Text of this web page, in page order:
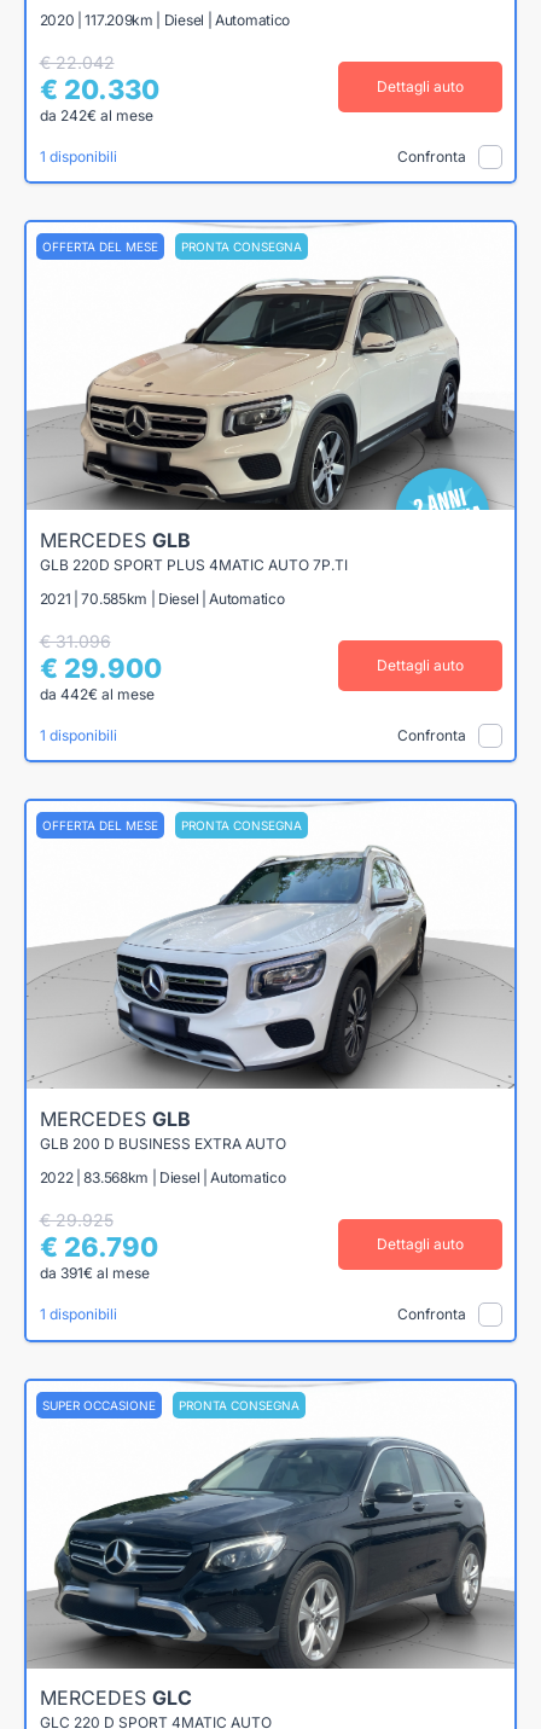
2020 | 117.209km | Diesel | Automatico
€ 22.042
€ 20.330
da 242€ al mese
Dettagli auto
1 disponibili Confronta
OFFERTA DEL MESE PRONTA CONSEGNA
MERCEDES GLB
GLB 220D SPORT PLUS 4MATIC AUTO 7P.TI
2021 | 70.585km | Diesel | Automatico
€ 31.096
€ 29.900
da 442€ al mese
Dettagli auto
1 disponibili Confronta
OFFERTA DEL MESE PRONTA CONSEGNA
MERCEDES GLB
GLB 200 D BUSINESS EXTRA AUTO
2022 | 83.568km | Diesel | Automatico
€ 29.925
€ 26.790
da 391€ al mese
Dettagli auto
1 disponibili Confronta
SUPER OCCASIONE PRONTA CONSEGNA
MERCEDES GLC
GLC 220 D SPORT 4MATIC AUTO